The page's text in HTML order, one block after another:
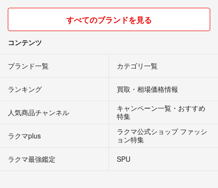
すべてのブランドを見る
コンテンツ
ブランド一覧 カテゴリ一覧
ランキング 買取・相場価格情報
人気商品チャンネル
キャンペーン一覧・おすすめ
特集
ラクマplus
ラクマ公式ショップ ファッシ
ョン特集
ラクマ最強鑑定
SPU